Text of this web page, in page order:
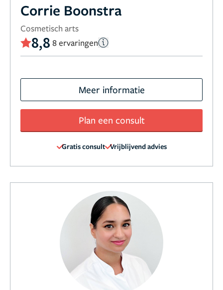
Corrie Boonstra
Cosmetisch arts
8,8 8 ervaringen
Meer informatie
Plan een consult
Gratis consult Vrijblijvend advies